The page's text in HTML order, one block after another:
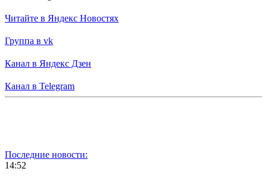
Читайте в Яндекс Новостях
Группа в vk
Канал в Яндекс Дзен
Канал в Telegram
Последние новости:
14:52